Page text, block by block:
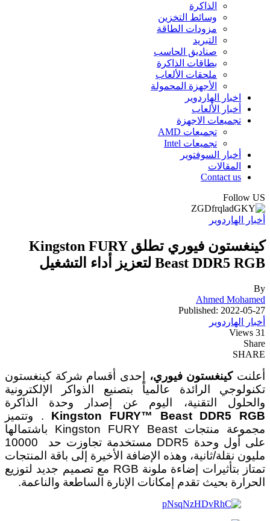
الذاكرة
وسائط التخزين
مزودات الطاقة
التبريد
صناديق الحاسب
بطاقات الذاكرة
ملحقات الألعاب
الأجهزة المحمولة
اخبار الهاردوير
أخبار الألعاب
تجميعات الاجهزة
تجميعات AMD
تجميعات Intel
أخبار السوفتوير
المقالات
Contact us
Follow US
أخبار الهاردوير
كينغستون فيوري تطلق Kingston FURY
Beast DDR5 RGB لتعزيز أداء التشغيل
By
Ahmed Mohamed
Published: 2022-05-27
أخبار الهاردوير
31 Views
Share
SHARE
أعلنتكينغستون فيوري، إحدى أقسام شركة كينغستون
تكنولوجي الرائدة عالمياً بتصنيع الذواكر الإلكترونية
والحلول التقنية، اليوم عن إصدار وحدة الذاكرة
Kingston FURY™ Beast DDR5 RGB
. وتتميز
مجموعة منتجات Kingston FURY Beast باشتمالها
على أول وحدة DDR5 مستخدمة تجاوزت حد 10000
مليون نقلة/ثانية، وهذه الإضافة الأخيرة إلى باقة المنتجات
تمتاز بتأثيرات إضاءة ملونة RGB مع تصميم جديد لتوزيع
الحرارة بحيث تقدم إمكانات الإنارة الساطعة والناعمة.